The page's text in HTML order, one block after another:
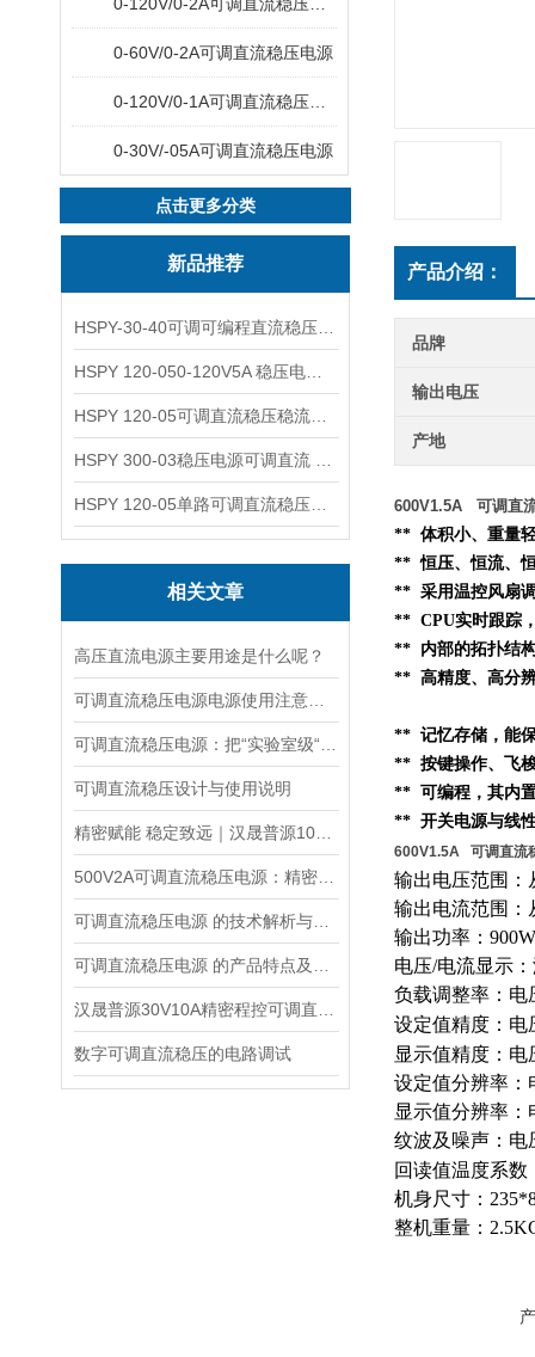
0-60V/0-2A可调直流稳压电源
0-30V/-05A可调直流稳压电源
点击更多分类
新品推荐
相关文章
高压直流电源主要用途是什么呢？
可调直流稳压设计与使用说明
数字可调直流稳压的电路调试
产品介绍：
品牌
输出电压
产地
600V1.5A 可调直
** 体积小、重量
** 恒压、恒流、
** 采用温控风扇
** CPU实时跟踪
** 内部的拓扑结
** 高精度、高分
** 记忆存储，能
** 按键操作、飞
** 可编程，其内
** 开关电源与线
600V1.5A 可调直流
输出电压范围：
输出电流范围：
输出功率：900W
电压/电流显示
负载调整率：电
设定值精度：电
显示值精度：电
设定值分辨率：
显示值分辨率：
纹波及噪声：电
回读值温度系数
机身尺寸：
整机重量：